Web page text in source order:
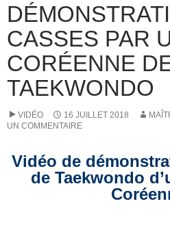
CASSES PAR
CORÉENNE
TAEKWONDO
VIDÉO 16 JUILLET 2018
UN COMMENTAIRE
Vidéo de
de Taekwondo